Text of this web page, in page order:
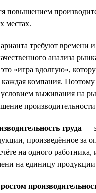
повышением
местах.
требуют времени
анализа
«игра вдолгую»,
каждая компания.
выживания на
труда —
произведённое за
на одного работника,
на единицу
ростом